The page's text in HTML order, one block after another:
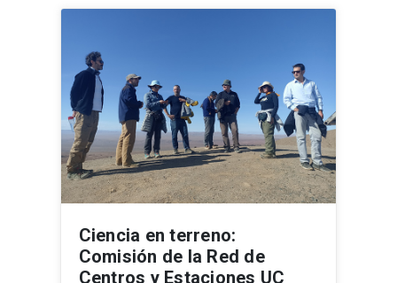
Ciencia en terreno:
Comisión de la Red de
Centros y Estaciones UC